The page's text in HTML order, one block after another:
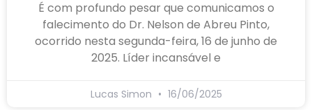
É com profundo pesar que comunicamos o
falecimento do Dr. Nelson de Abreu Pinto,
ocorrido nesta segunda-feira, 16 de junho de
2025. Líder incansável e
Lucas Simon 16/06/2025